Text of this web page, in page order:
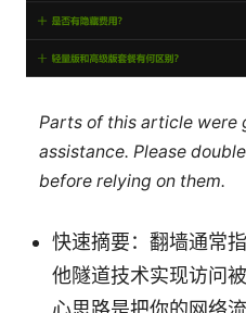
Parts of this article were
assistance. Please
before relying on them.
快速摘要：翻墙通常
他隧道技术实现访问